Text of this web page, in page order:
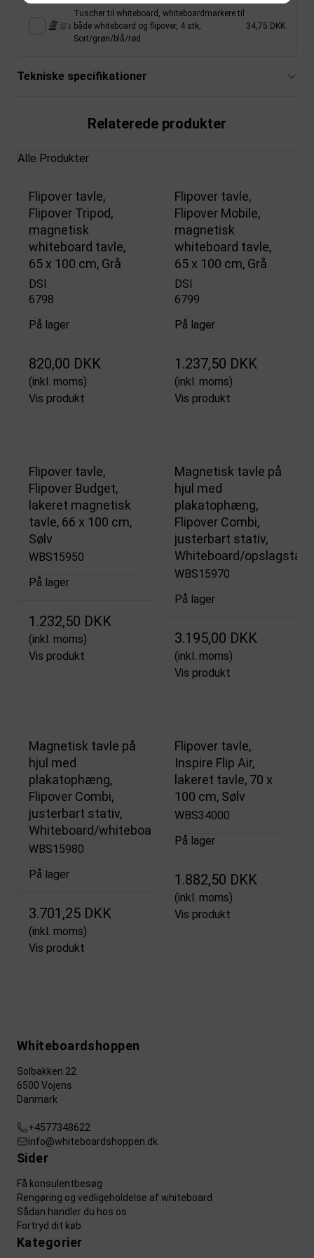
Tuscher til whiteboard, whiteboardmarkere til
både whiteboard og flipover, 4 stk,
Sort/grøn/blå/rød
34,75 DKK
Tekniske specifikationer
Relaterede produkter
Alle Produkter
Flipover tavle,
Flipover Tripod,
magnetisk
whiteboard tavle,
65 x 100 cm, Grå
DSI
6798
På lager
820,00 DKK
(inkl. moms)
Vis produkt
Flipover tavle,
Flipover Mobile,
magnetisk
whiteboard tavle,
65 x 100 cm, Grå
DSI
6799
På lager
1.237,50 DKK
(inkl. moms)
Vis produkt
Flipover tavle,
Flipover Budget,
lakeret magnetisk
tavle, 66 x 100 cm,
Sølv
WBS15950
På lager
1.232,50 DKK
(inkl. moms)
Vis produkt
Magnetisk tavle på
hjul med
plakatophæng,
Flipover Combi,
justerbart stativ,
Whiteboard/
WBS15970
På lager
3.195,00 DKK
(inkl. moms)
Vis produkt
Magnetisk tavle på
hjul med
plakatophæng,
Flipover Combi,
justerbart stativ,
Whiteboard/whiteboard
WBS15980
På lager
3.701,25 DKK
(inkl. moms)
Vis produkt
Flipover tavle,
Inspire Flip Air,
lakeret tavle, 70 x
100 cm, Sølv
WBS34000
På lager
1.882,50 DKK
(inkl. moms)
Vis produkt
Whiteboardshoppen
Solbakken 22
6500 Vojens
Danmark
+4577348622
info@whiteboardshoppen.dk
Sider
Få konsulentbesøg
Rengøring og vedligeholdelse af whiteboard
Sådan handler du hos os
Fortryd dit køb
Kategorier